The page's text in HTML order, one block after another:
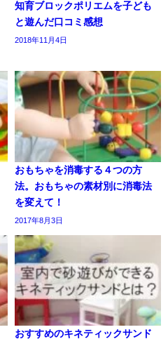
知育ブロックポリエムを子ども
と遊んだ口コミ感想
2018年11月4日
おもちゃを消毒する４つの方
法。おもちゃの素材別に消毒法
を変えて！
2017年8月3日
おすすめのキネティックサンド